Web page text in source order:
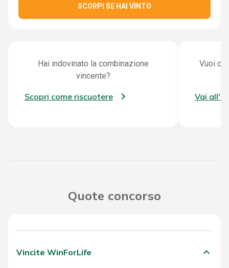
SCORPI SE HAI VINTO
Hai indovinato la combinazione
vincente?
Scopri come riscuotere
Vuoi
Vai
Quote concorso
Vincite WinForLife keyboard_arrow_down